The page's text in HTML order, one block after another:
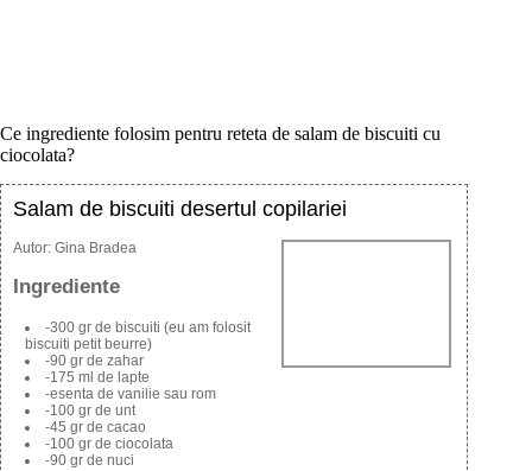
Ce ingrediente folosim pentru reteta de salam de biscuiti cu
ciocolata?
Salam de biscuiti desertul copilariei
Autor: Gina Bradea
Ingrediente
-300 gr de biscuiti (eu am folosit
biscuiti petit beurre)
-90 gr de zahar
-175 ml de lapte
-esenta de vanilie sau rom
-100 gr de unt
-45 gr de cacao
-100 gr de ciocolata
-90 gr de nuci